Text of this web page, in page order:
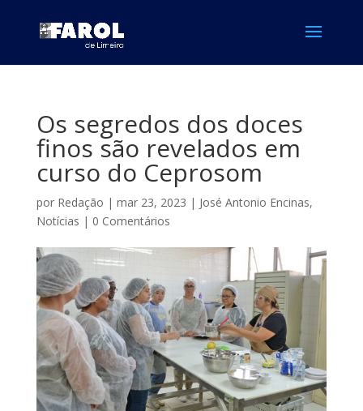
Os segredos dos doces
finos são revelados em
curso do Ceprosom
por Redação | mar 23, 2023 | José Antonio Encinas,
Notícias | 0 Comentários